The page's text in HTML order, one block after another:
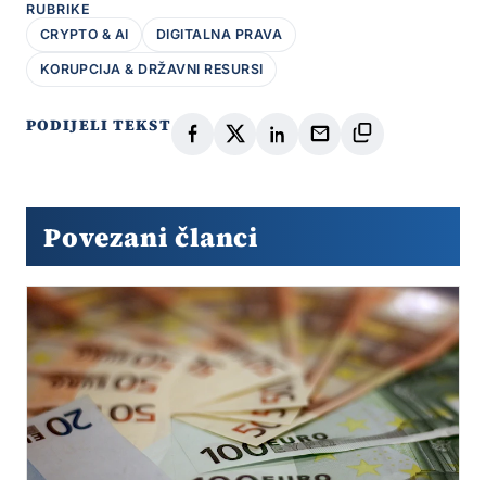
RUBRIKE
CRYPTO & AI
DIGITALNA PRAVA
KORUPCIJA & DRŽAVNI RESURSI
PODIJELI TEKST
Povezani članci